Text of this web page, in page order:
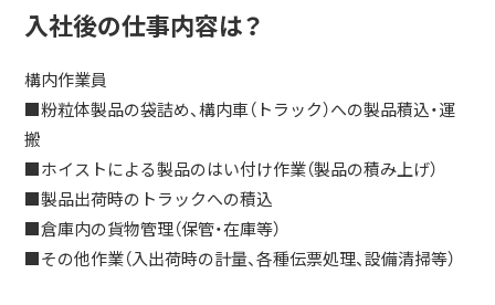
入社後の仕事内容は？
構内作業員
■粉粒体製品の袋詰め、構内車（トラック）への製品積込・運
搬
■ホイストによる製品のはい付け作業（製品の積み上げ）
■製品出荷時のトラックへの積込
■倉庫内の貨物管理（保管・在庫等）
■その他作業（入出荷時の計量、各種伝票処理、設備清掃等）